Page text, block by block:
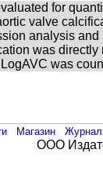
for
valve
analysis
was
was
Магазин
ООО